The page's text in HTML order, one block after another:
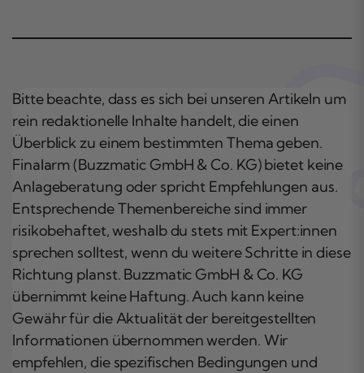
Bitte beachte, dass es sich bei unseren Artikeln um
rein redaktionelle Inhalte handelt, die einen
Überblick zu einem bestimmten Thema geben.
Finalarm (Buzzmatic GmbH & Co. KG) bietet keine
Anlageberatung oder spricht Empfehlungen aus.
Entsprechende Themenbereiche sind immer
risikobehaftet, weshalb du stets mit Expert:innen
sprechen solltest, wenn du weitere Schritte in diese
Richtung planst. Buzzmatic GmbH & Co. KG
übernimmt keine Haftung. Auch kann keine
Gewähr für die Aktualität der bereitgestellten
Informationen übernommen werden. Wir
empfehlen, die spezifischen Bedingungen und